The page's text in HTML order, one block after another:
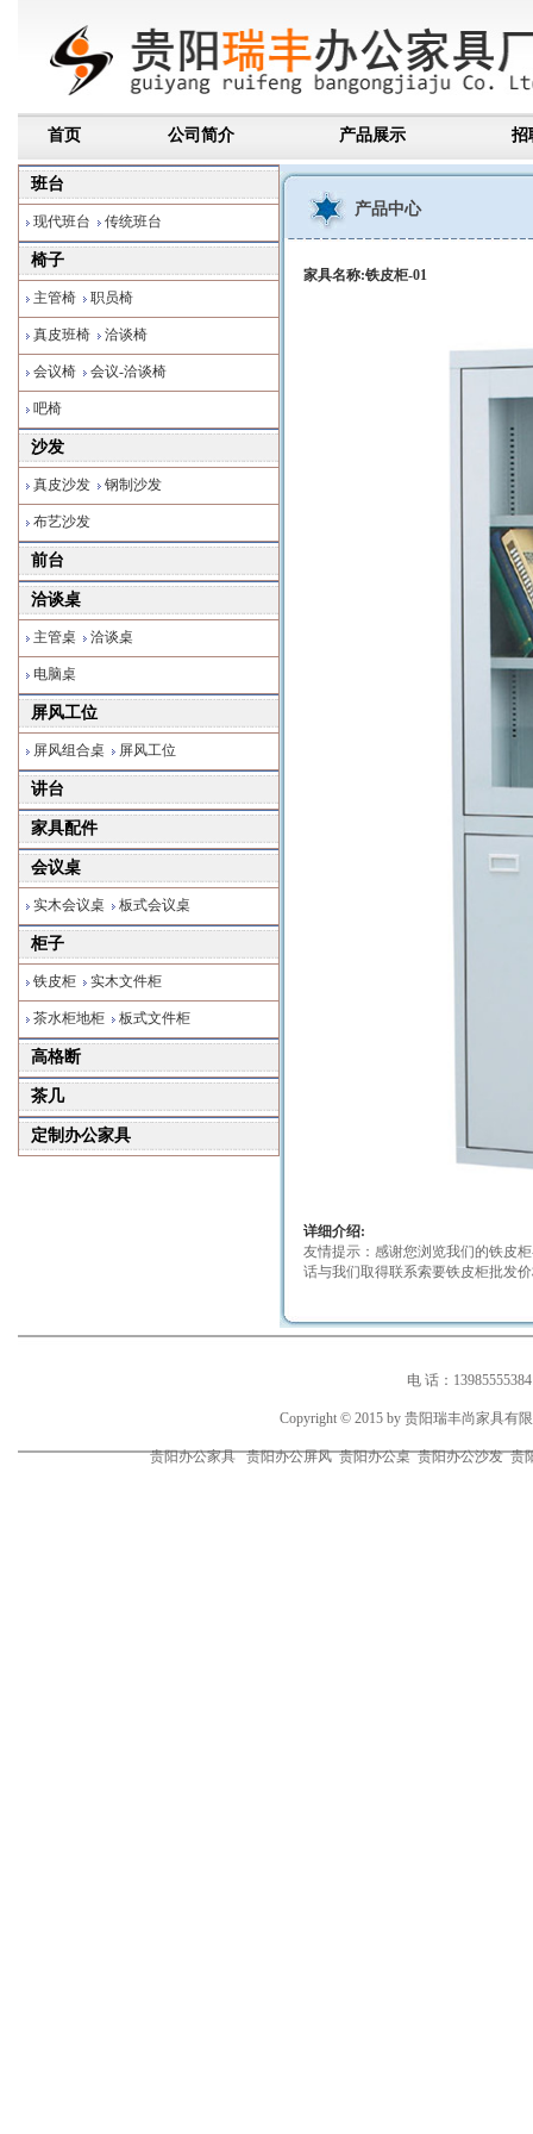
首页 公司简介 产品展示 招
班台
现代班台 传统班台
椅子
主管椅 职员椅
真皮班椅 洽谈椅
会议椅 会议-洽谈椅
吧椅
沙发
真皮沙发 钢制沙发
布艺沙发
前台
洽谈桌
主管桌 洽谈桌
电脑桌
屏风工位
屏风组合桌 屏风工位
讲台
家具配件
会议桌
实木会议桌 板式会议桌
柜子
铁皮柜 实木文件柜
茶水柜地柜 板式文件柜
高格断
茶几
定制办公家具
产品中心
家具名称:铁皮柜-01
详细介绍:
友情提示：感谢您浏览我们的铁皮
话与我们取得联系索要铁皮柜批发
电 话：
Copyright © 2015 by 贵阳瑞丰尚家具有
贵阳办公家具 贵阳办公屏风 贵阳办公桌 贵阳办公沙发